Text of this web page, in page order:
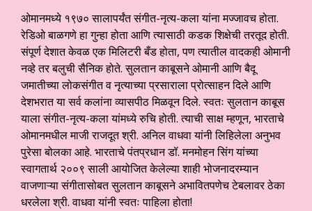
ओमानमध्ये १९७० सालापर्यंत संगीत-नृत्य-कला यांना मज्जावच होता.
रेडिओ बाळगणे हा गुन्हा होता आणि त्यासाठी कडक शिक्षेची तरतूद होती.
संपूर्ण देशात केवळ एक मिलिटरी बँड होता, पण त्यातील वादकही ओमानी
नव्हे तर बलुची सैनिक होते. सुलतान काबूसने ओमानी आणि बैदू
जमातीच्या लोकसंगीत व नृत्याच्या प्रसाराला प्रोत्साहन दिले आणि
देशभरात या सर्व कलांना व्यासपीठ मिळवून दिले. स्वतः सुलतान काबूस
याला संगीत-नृत्य-कला यांमध्ये रुचि होती. त्याची साक्ष म्हणून, भारताचे
ओमानमधील माजी राजदूत श्री. अनिल वाधवा यांनी लिहिलेला अनुभव
पुरेसा बोलका आहे. भारताचे पंतप्रधान डॉ. मनमोहन सिंग यांच्या
स्वागतार्थ २००९ साली आयोजित केलेल्या शाही भोजनादरम्यान
वाजणाऱ्या संगीतासोबत सुलतान काबूसने अभावितपणेच टेबलावर ठेका
धरलेला श्री. वाधवा यांनी स्वतः पाहिला होता!